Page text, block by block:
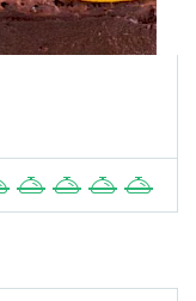
2 3 4